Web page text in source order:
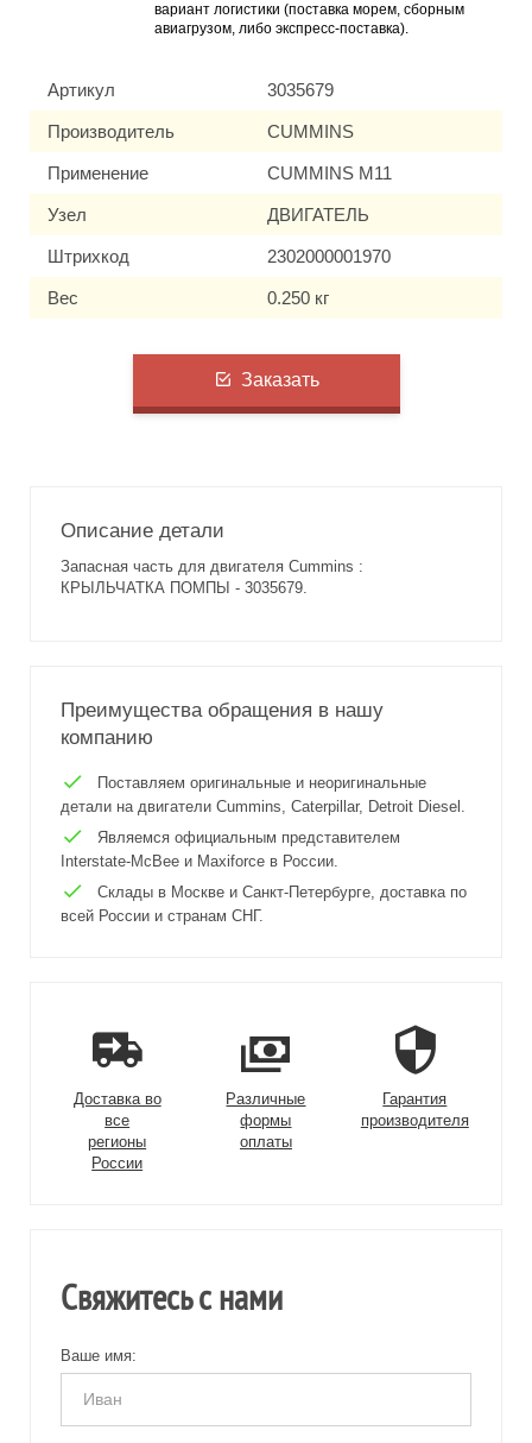
вариант логистики (поставка морем, сборным
авиагрузом, либо экспресс-поставка).
Артикул 3035679
Производитель CUMMINS
Применение CUMMINS M11
Узел ДВИГАТЕЛЬ
Штрихкод 2302000001970
Вес 0.250 кг
Заказать
Описание детали
Запасная часть для двигателя Cummins :
КРЫЛЬЧАТКА ПОМПЫ - 3035679.
Преимущества обращения в нашу
компанию
Поставляем оригинальные и неоригинальные
детали на двигатели Cummins, Caterpillar, Detroit Diesel.
Являемся официальным представителем
Interstate-McBee и Maxiforce в России.
Склады в Москве и Санкт-Петербурге, доставка по
всей России и странам СНГ.
Доставка во
все
регионы
России
Различные
формы
оплаты
Гарантия
производителя
Свяжитесь с нами
Ваше имя: